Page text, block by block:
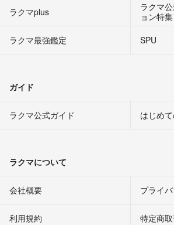
ラクマplus
ラクマ
ョン特集
ラクマ最強鑑定
SPU
ガイド
ラクマ公式ガイド はじめ
ラクマについて
会社概要 プライ
利用規約 特定商